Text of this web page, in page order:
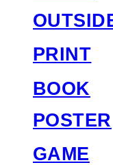
PRINT
BOOK
POSTER
GAME